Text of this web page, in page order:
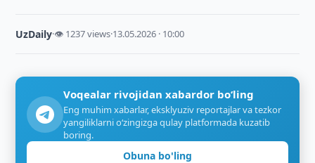
UzDaily·👁 1237 views·13.05.2026 · 10:00
Voqealar rivojidan xabardor bo‘ling
Eng muhim xabarlar, eksklyuziv reportajlar va tezkor
yangiliklarni o‘zingizga qulay platformada kuzatib
boring.
Obuna bo'ling